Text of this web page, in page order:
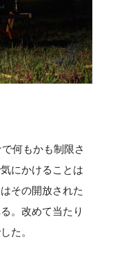
何もかも制限さ
にかけることは
その開放された
。改めて当たり
た。